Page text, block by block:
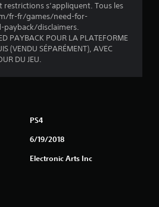
restrictions s’appliquent. Tous les
fr-fr/games/need-for-
disclaimers.
PAYBACK POUR LA PLATEFORME
(VENDU SÉPARÉMENT), AVEC
DU JEU.
PS4
6/19/2018
Electronic Arts Inc